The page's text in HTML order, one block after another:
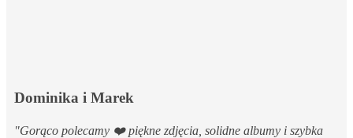
Dominika i Marek
"Gorąco polecamy ❤️ piękne zdjęcia, solidne albumy i szybka